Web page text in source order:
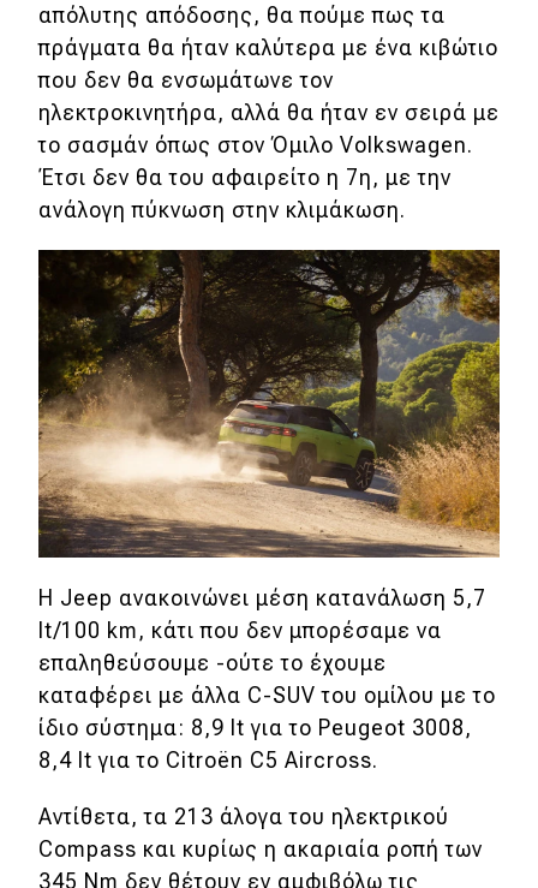
απόλυτης απόδοσης, θα πούμε πως τα
πράγματα θα ήταν καλύτερα με ένα κιβώτιο
που δεν θα ενσωμάτωνε τον
ηλεκτροκινητήρα, αλλά θα ήταν εν σειρά με
το σασμάν όπως στον Όμιλο Volkswagen.
Έτσι δεν θα του αφαιρείτο η 7η, με την
ανάλογη πύκνωση στην κλιμάκωση.
Η Jeep ανακοινώνει μέση κατανάλωση 5,7
lt/100 km, κάτι που δεν μπορέσαμε να
επαληθεύσουμε -ούτε το έχουμε
καταφέρει με άλλα C-SUV του ομίλου με το
ίδιο σύστημα: 8,9 lt για το Peugeot 3008,
8,4 lt για το Citroën C5 Aircross.
Αντίθετα, τα 213 άλογα του ηλεκτρικού
Compass και κυρίως η ακαριαία ροπή των
345 Nm δεν θέτουν εν αμφιβόλω τις